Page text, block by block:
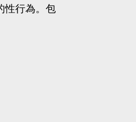
性行為。包